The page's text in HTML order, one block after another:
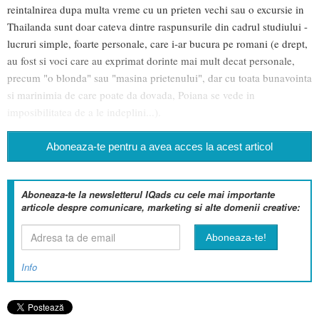
reintalnirea dupa multa vreme cu un prieten vechi sau o excursie in
Thailanda sunt doar cateva dintre raspunsurile din cadrul studiului -
lucruri simple, foarte personale, care i-ar bucura pe romani (e drept,
au fost si voci care au exprimat dorinte mai mult decat personale,
precum "o blonda" sau "masina prietenului", dar cu toata bunavointa
si marinimia de care poate da dovada, Poiana se vede in
imposibilitatea de a le indeplini...).
Aboneaza-te pentru a avea acces la acest articol
Aboneaza-te la newsletterul IQads cu cele mai importante
articole despre comunicare, marketing si alte domenii creative:
Info